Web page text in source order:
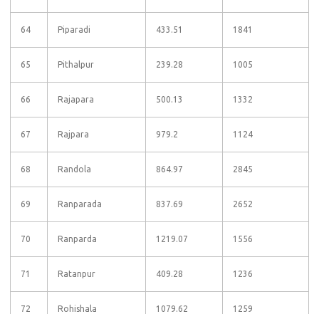
64 Piparadi 433.51 1841
65 Pithalpur 239.28 1005
66 Rajapara 500.13 1332
67 Rajpara 979.2 1124
68 Randola 864.97 2845
69 Ranparada 837.69 2652
70 Ranparda 1219.07 1556
71 Ratanpur 409.28 1236
72 Rohishala 1079.62 1259